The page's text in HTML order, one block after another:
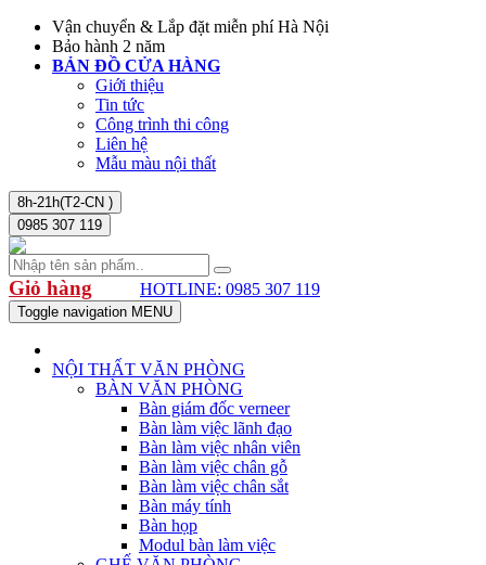
Vận chuyển & Lắp đặt miễn phí Hà Nội
Bảo hành 2 năm
BẢN ĐỒ CỬA HÀNG
Giới thiệu
Tin tức
Công trình thi công
Liên hệ
Mẫu màu nội thất
8h-21h(T2-CN )
0985 307 119
Giỏ hàng HOTLINE: 0985 307 119
Toggle navigation MENU
NỘI THẤT VĂN PHÒNG
BÀN VĂN PHÒNG
Bàn giám đốc verneer
Bàn làm việc lãnh đạo
Bàn làm việc nhân viên
Bàn làm việc chân gỗ
Bàn làm việc chân sắt
Bàn máy tính
Bàn họp
Modul bàn làm việc